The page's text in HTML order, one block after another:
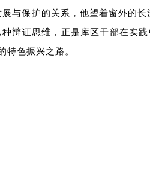
与保护的关系，他望着窗外的
种辩证思维，正是库区干部在实
特色振兴之路。